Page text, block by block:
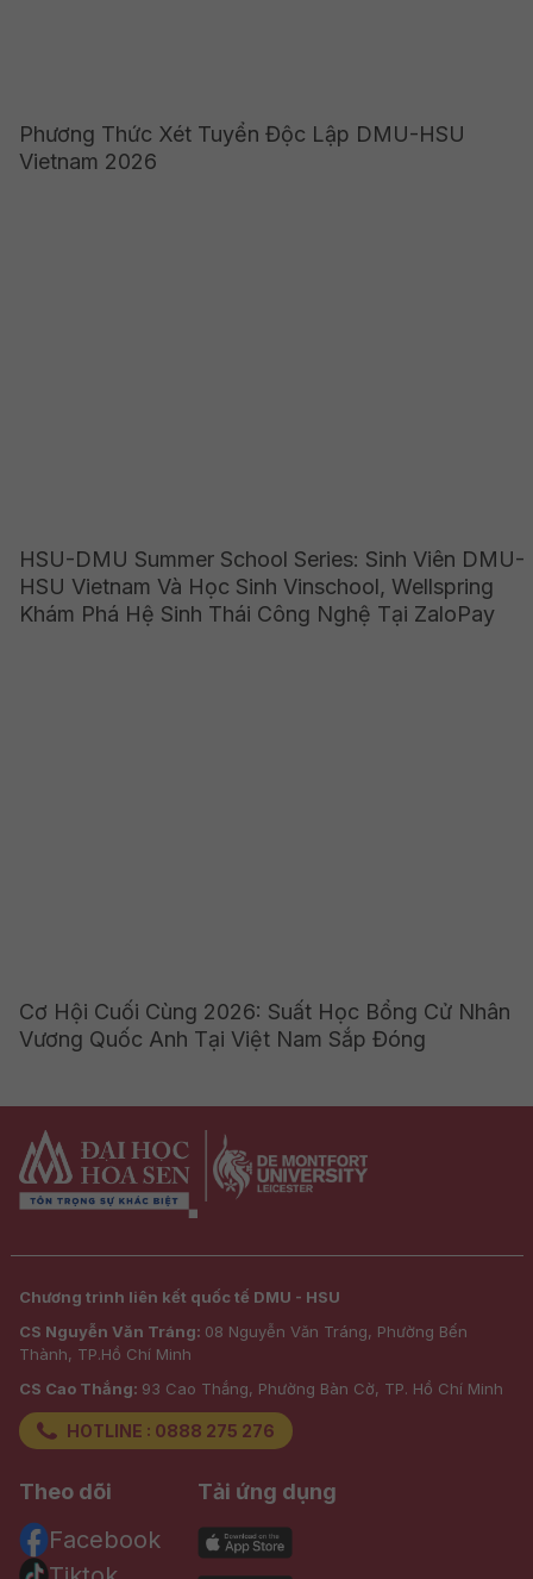
Phương Thức Xét Tuyển Độc Lập DMU-HSU
Vietnam 2026
HSU-DMU Summer School Series: Sinh Viên DMU-
HSU Vietnam Và Học Sinh Vinschool, Wellspring
Khám Phá Hệ Sinh Thái Công Nghệ Tại ZaloPay
Cơ Hội Cuối Cùng 2026: Suất Học Bổng Cử Nhân
Vương Quốc Anh Tại Việt Nam Sắp Đóng
Chương trình liên kết quốc tế DMU - HSU
CS Nguyễn Văn Tráng: 08 Nguyễn Văn Tráng, Phường Bến
Thành, TP.Hồ Chí Minh
CS Cao Thắng: 93 Cao Thắng, Phường Bàn Cờ, TP. Hồ Chí Minh
HOTLINE : 0888 275 276
Theo dõi
Facebook
Tải ứng dụng